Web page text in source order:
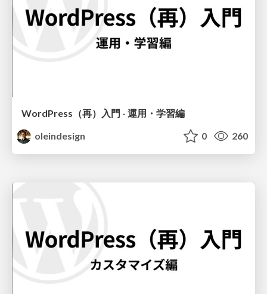
WordPress（再）入門 - 運用・学習編
oleindesign
0 260